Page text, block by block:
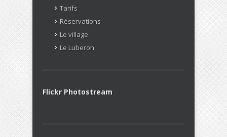
Tarifs
Réservations
Le village
Le Luberon
Flickr Photostream